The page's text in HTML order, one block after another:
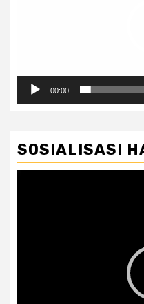
00:00
SOSIALISASI